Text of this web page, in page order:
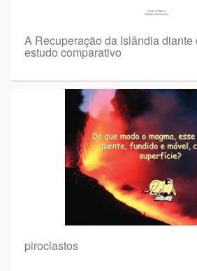
A Recuperação da Islândia diante
estudo comparativo
piroclastos